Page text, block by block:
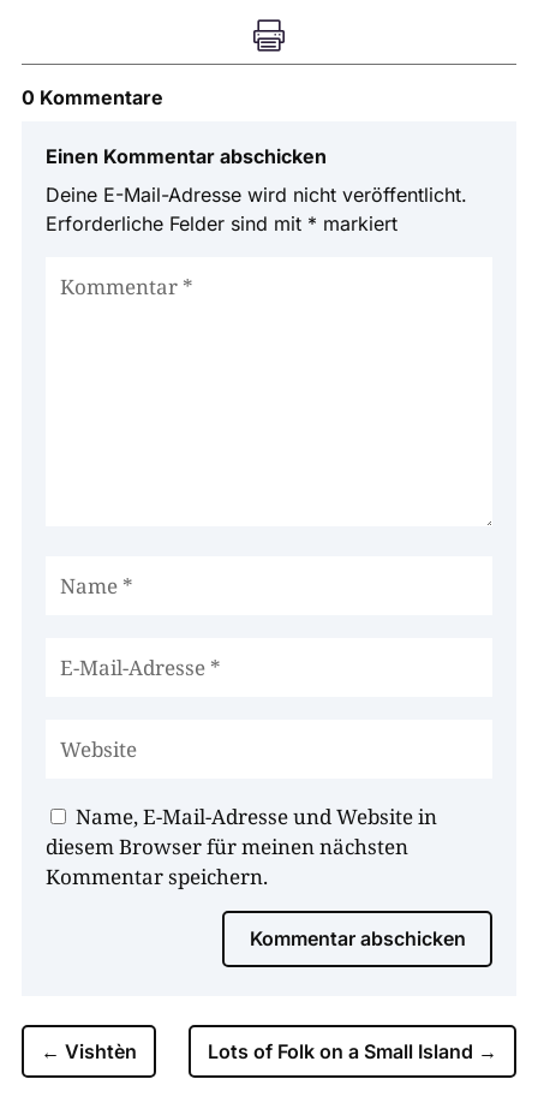

0 Kommentare
Einen Kommentar abschicken
Deine E-Mail-Adresse wird nicht veröffentlicht.
Erforderliche Felder sind mit * markiert
Name, E-Mail-Adresse und Website in
diesem Browser für meinen nächsten
Kommentar speichern.
Kommentar abschicken
← Vishtèn Lots of Folk on a Small Island →